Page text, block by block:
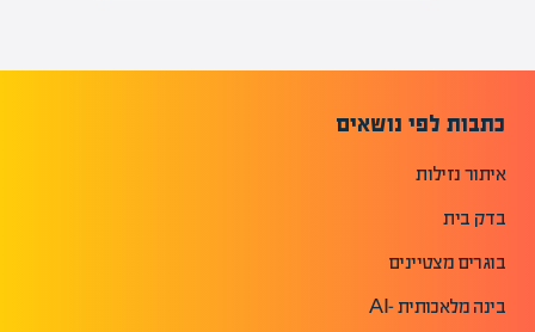
כתבות לפי נושאים
איתור נזילות
בדק בית
בוגרים מצטיינים
בינה מלאכותית -AI